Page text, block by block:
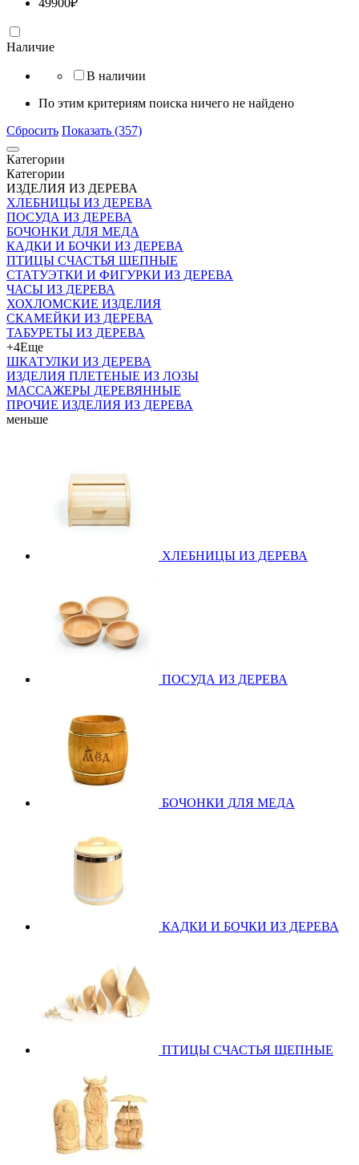
Наличие
В наличии
По этим критериям поиска ничего не найдено
Сбросить Показать (357)
Категории
Категории
ИЗДЕЛИЯ ИЗ ДЕРЕВА
ХЛЕБНИЦЫ ИЗ ДЕРЕВА
ПОСУДА ИЗ ДЕРЕВА
БОЧОНКИ ДЛЯ МЕДА
КАДКИ И БОЧКИ ИЗ ДЕРЕВА
ПТИЦЫ СЧАСТЬЯ ЩЕПНЫЕ
СТАТУЭТКИ И ФИГУРКИ ИЗ ДЕРЕВА
ЧАСЫ ИЗ ДЕРЕВА
ХОХЛОМСКИЕ ИЗДЕЛИЯ
СКАМЕЙКИ ИЗ ДЕРЕВА
ТАБУРЕТЫ ИЗ ДЕРЕВА
+4Еще
ШКАТУЛКИ ИЗ ДЕРЕВА
ИЗДЕЛИЯ ПЛЕТЕНЫЕ ИЗ ЛОЗЫ
МАССАЖЕРЫ ДЕРЕВЯННЫЕ
ПРОЧИЕ ИЗДЕЛИЯ ИЗ ДЕРЕВА
меньше
ХЛЕБНИЦЫ ИЗ ДЕРЕВА
ПОСУДА ИЗ ДЕРЕВА
БОЧОНКИ ДЛЯ МЕДА
КАДКИ И БОЧКИ ИЗ ДЕРЕВА
ПТИЦЫ СЧАСТЬЯ ЩЕПНЫЕ